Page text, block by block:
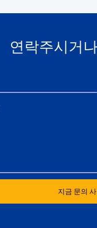
연락주시거
지금 문의